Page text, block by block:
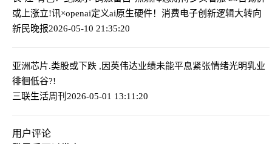
或上涨立!讯×openai定义ai原生硬件！消费电子创新逻辑大转向
新民晚报2026-05-10 21:35:20
亚洲芯片.类股或下跌 ,因英伟达业绩未能平息紧张情绪光明乳业
徘徊低谷?!
三联生活周刊 2026-05-01 13:11:20
用户评论